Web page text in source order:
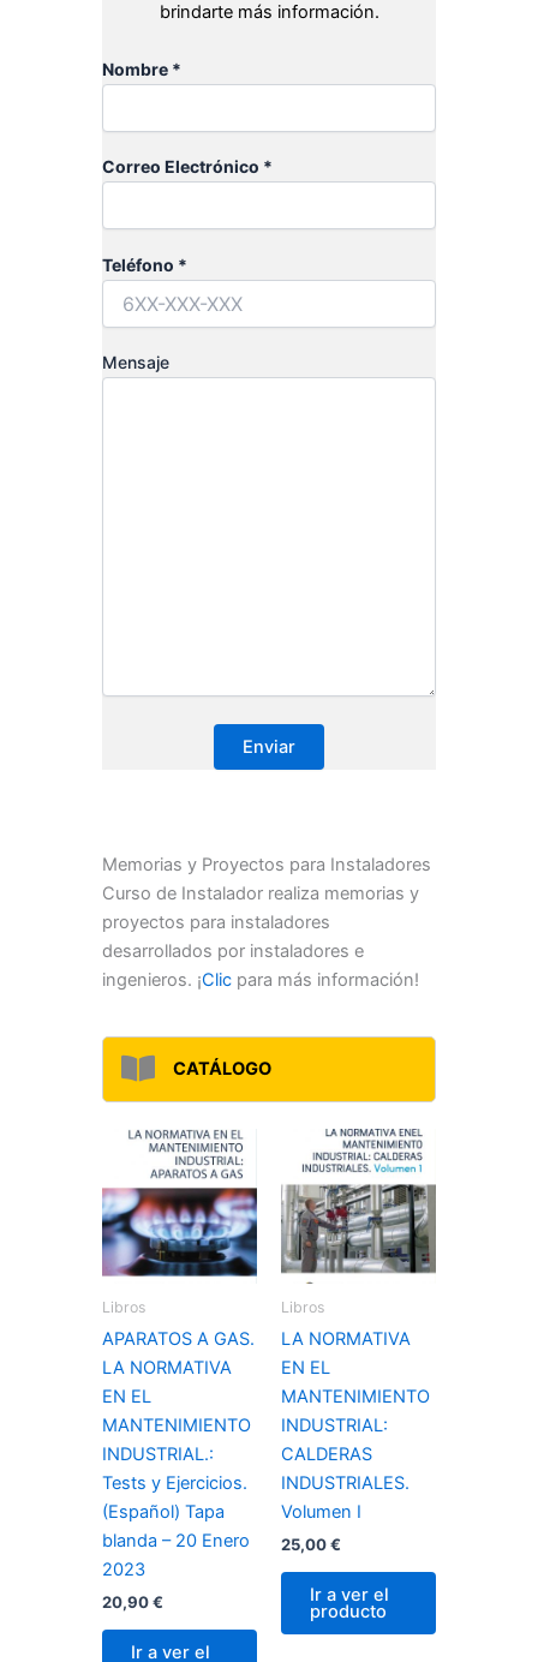
brindarte más información.
Nombre *
Correo Electrónico *
Teléfono *
Mensaje
Memorias y Proyectos para Instaladores
Curso de Instalador realiza memorias y
proyectos para instaladores
desarrollados por instaladores e
ingenieros. ¡Clic para más información!
CATÁLOGO
Libros
APARATOS A GAS.
LA NORMATIVA
EN EL
MANTENIMIENTO
INDUSTRIAL.:
Tests y Ejercicios.
(Español) Tapa
blanda – 20 Enero
2023
20,90€
Ir a ver el
Libros
LA NORMATIVA
EN EL
MANTENIMIENTO
INDUSTRIAL:
CALDERAS
INDUSTRIALES.
Volumen I
25,00€
Ir a ver el
producto